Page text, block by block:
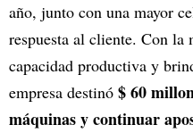
año, junto con una mayor
respuesta al cliente. Con
capacidad productiva y
empresa destinó $ 60
máquinas y continuar